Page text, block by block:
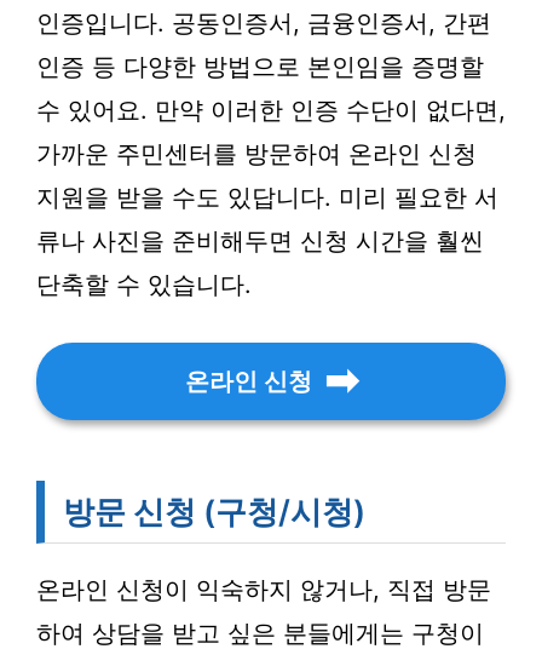
인증입니다. 공동인증서, 금융인증서, 간편
인증 등 다양한 방법으로 본인임을 증명할
수 있어요. 만약 이러한 인증 수단이 없다면,
가까운 주민센터를 방문하여 온라인 신청
지원을 받을 수도 있답니다. 미리 필요한 서
류나 사진을 준비해두면 신청 시간을 훨씬
단축할 수 있습니다.
온라인 신청
방문 신청 (구청/시청)
온라인 신청이 익숙하지 않거나, 직접 방문
하여 상담을 받고 싶은 분들에게는 구청이